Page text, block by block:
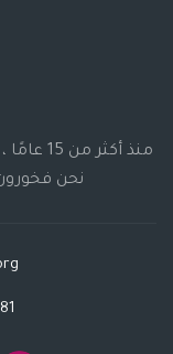
منذ
نحن فخورون